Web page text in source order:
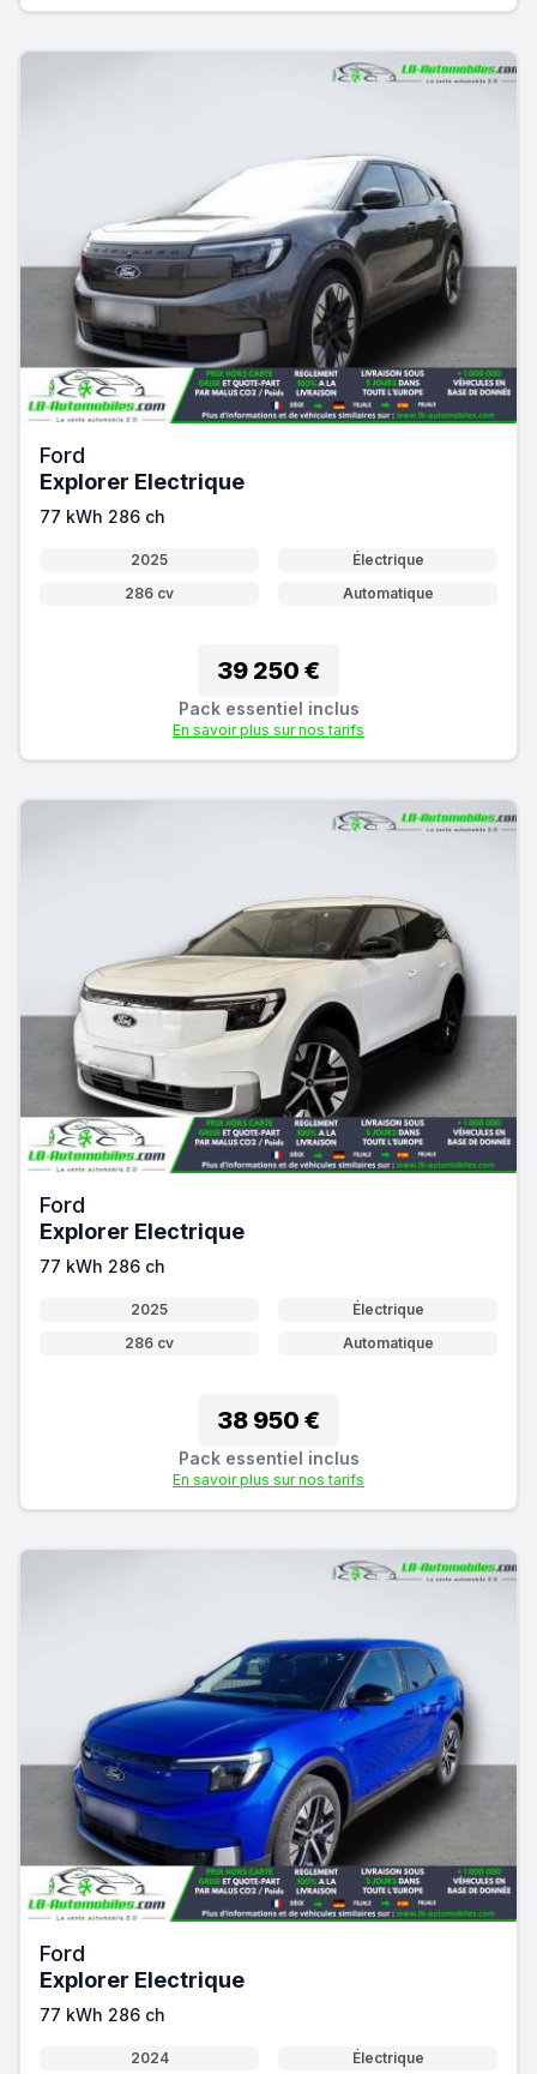
Ford
Explorer Electrique
77 kWh 286 ch
2025
Électrique
286 cv
Automatique
39 250 €
Pack essentiel inclus
En savoir plus sur nos tarifs
Ford
Explorer Electrique
77 kWh 286 ch
2025
Électrique
286 cv
Automatique
38 950 €
Pack essentiel inclus
En savoir plus sur nos tarifs
Ford
Explorer Electrique
77 kWh 286 ch
2024
Électrique